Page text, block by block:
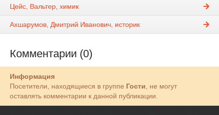
Цейс, Вальтер, химик
Ахшарумов, Дмитрий Иванович, историк
Комментарии (0)
Информация
Посетители, находящиеся в группе Гости, не могут
оставлять комментарии к данной публикации.